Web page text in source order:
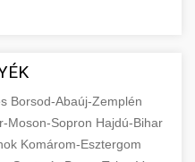
Borsod-Abaúj-Zemplén
Moson-Sopron Hajdú-Bihar
Komárom-Esztergom